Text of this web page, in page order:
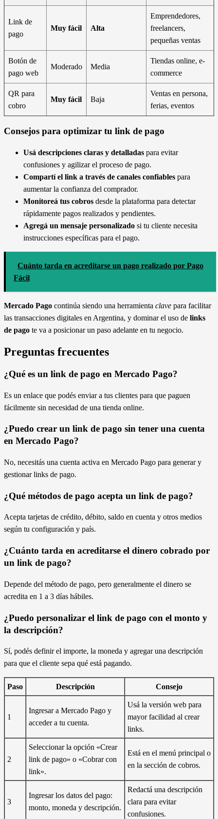
Link de
pago
Muy fácil Alta
Emprendedores,
freelancers,
pequeñas ventas
Botón de
pago web
Moderado Media
Tiendas online, e-
commerce
QR para
cobro
Muy fácil Baja
Ventas en persona,
ferias, eventos
Consejos para optimizar tu link de pago
Usá descripciones claras y detalladas para evitar
confusiones y agilizar el proceso de pago.
Compartí el link a través de canales confiables para
aumentar la confianza del comprador.
Monitoreá tus cobros desde la plataforma para detectar
rápidamente pagos realizados y pendientes.
Agregá un mensaje personalizado si tu cliente necesita
instrucciones específicas para el pago.
Cuánto tarda en acreditarse un pago realizado por Pago
Fácil
Mercado Pago continúa siendo una herramienta clave para facilitar
las transacciones digitales en Argentina, y dominar el uso de links
de pago te va a posicionar un paso adelante en tu negocio.
Preguntas frecuentes
¿Qué es un link de pago en Mercado Pago?
Es un enlace que podés enviar a tus clientes para que paguen
fácilmente sin necesidad de una tienda online.
¿Puedo crear un link de pago sin tener una cuenta
en Mercado Pago?
No, necesitás una cuenta activa en Mercado Pago para generar y
gestionar links de pago.
¿Qué métodos de pago acepta un link de pago?
Acepta tarjetas de crédito, débito, saldo en cuenta y otros medios
según tu configuración y país.
¿Cuánto tarda en acreditarse el dinero cobrado por
un link de pago?
Depende del método de pago, pero generalmente el dinero se
acredita en 1 a 3 días hábiles.
¿Puedo personalizar el link de pago con el monto y
la descripción?
Sí, podés definir el importe, la moneda y agregar una descripción
para que el cliente sepa qué está pagando.
Paso Descripción Consejo
1
Ingresar a Mercado Pago y
acceder a tu cuenta.
Usá la versión web para
mayor facilidad al crear
links.
2
Seleccionar la opción «Crear
link de pago» o «Cobrar con
link».
Está en el menú principal o
en la sección de cobros.
3
Ingresar los datos del pago:
monto, moneda y descripción.
Redactá una descripción
clara para evitar
confusiones.